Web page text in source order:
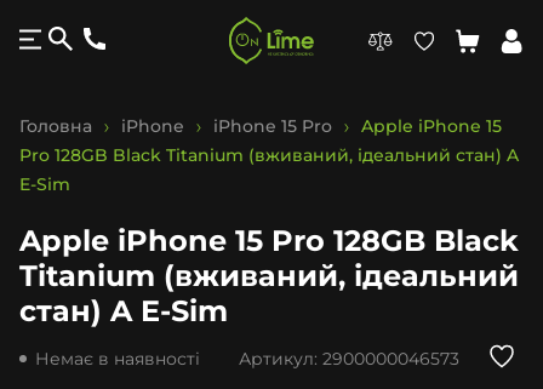
Головна iPhone iPhone 15 Pro
Apple iPhone 15
Pro 128GB Black Titanium (вживаний, ідеальний стан) A
E-Sim
Apple iPhone 15 Pro 128GB Black
Titanium (вживаний, ідеальний
стан) A E-Sim
Немає в наявності Артикул: 2900000046573